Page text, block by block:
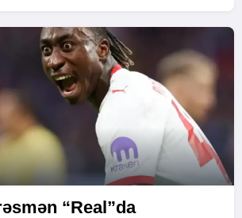
“Real”da